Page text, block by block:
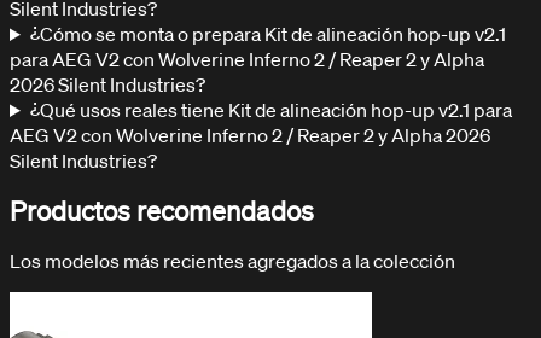
Silent Industries?
¿Cómo se monta o prepara Kit de alineación hop-up v2.1
para AEG V2 con Wolverine Inferno 2 / Reaper 2 y Alpha
2026 Silent Industries?
¿Qué usos reales tiene Kit de alineación hop-up v2.1 para
AEG V2 con Wolverine Inferno 2 / Reaper 2 y Alpha 2026
Silent Industries?
Productos recomendados
Los modelos más recientes agregados a la colección